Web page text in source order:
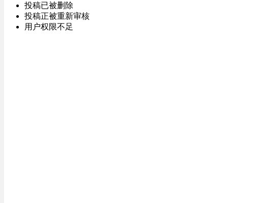
投稿已被删除
投稿正被重新审核
用户权限不足